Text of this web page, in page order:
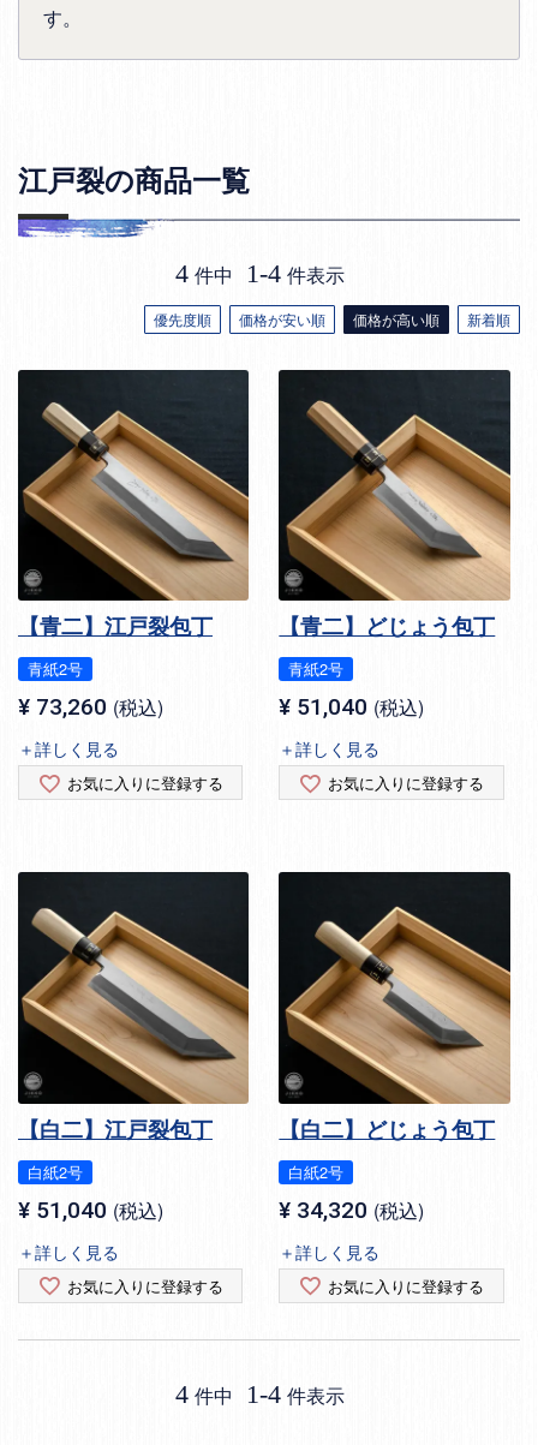
す。
江戸裂の商品一覧
優先度順 価格が安い順 価格が高い順 新着順
4 件中 1-4 件表示
【青二】江戸裂包丁
青紙2号
¥ 73,260 税込
＋詳しく見る
お気に入りに登録する
【青二】どじょう包丁
青紙2号
¥ 51,040 税込
＋詳しく見る
お気に入りに登録する
【白二】江戸裂包丁
白紙2号
¥ 51,040 税込
＋詳しく見る
お気に入りに登録する
【白二】どじょう包丁
白紙2号
¥ 34,320 税込
＋詳しく見る
お気に入りに登録する
4 件中 1-4 件表示